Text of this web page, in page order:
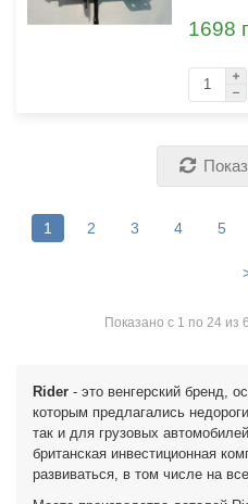
1698
1 2 3 4 5
Показано с 1 по 24 из
Rider - это венгерский бренд,
которым предлагались
так и для грузовых
британская инвестиционная
развиваться, в том числе на